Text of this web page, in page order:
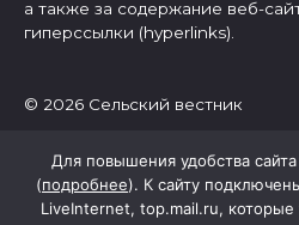
а также за содержание веб-
гиперссылки (hyperlinks).
© 2026 Сельский вестник
Для повышения удобства
(подробнее). К сайту
LiveInternet, top.mail.ru,